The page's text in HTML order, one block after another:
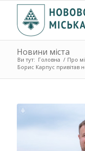
Новини міста
Ви тут: Головна / Про
Борис Карпус привітав